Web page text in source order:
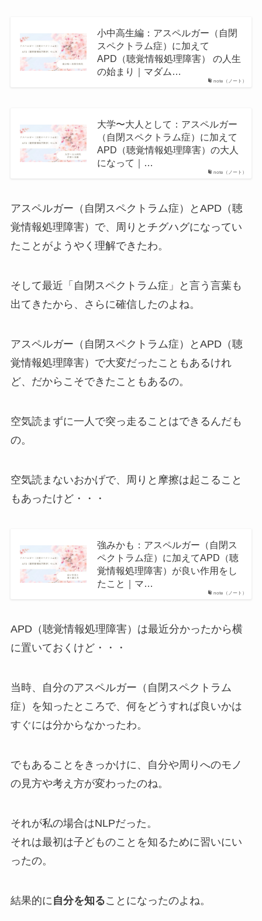
note（ノート）
小中高生編：アスペルガー（自閉
スペクトラム症）に加えて
APD（聴覚情報処理障害） の人生
の始まり｜マダム…
note（ノート）
大学〜大人として：アスペルガー
（自閉スペクトラム症）に加えて
APD（聴覚情報処理障害）の大人
になって｜…
アスペルガー（自閉スペクトラム症）とAPD（聴
覚情報処理障害）で、周りとチグハグになってい
たことがようやく理解できたわ。
そして最近「自閉スペクトラム症」と言う言葉も
出てきたから、さらに確信したのよね。
アスペルガー（自閉スペクトラム症）とAPD（聴
覚情報処理障害）で大変だったこともあるけれ
ど、だからこそできたこともあるの。
空気読まずに一人で突っ走ることはできるんだも
の。
空気読まないおかげで、周りと摩擦は起こること
もあったけど・・・
note（ノート）
強みかも：アスペルガー（自閉ス
ペクトラム症）に加えてAPD（聴
覚情報処理障害）が良い作用をし
たこと｜マ…
APD（聴覚情報処理障害）は最近分かったから横
に置いておくけど・・・
当時、自分のアスペルガー（自閉スペクトラム
症）を知ったところで、何をどうすれば良いかは
すぐには分からなかったわ。
でもあることをきっかけに、自分や周りへのモノ
の見方や考え方が変わったのね。
それが私の場合はNLPだった。
それは最初は子どものことを知るために習いにい
ったの。
結果的に 自分を知ることになったのよね。